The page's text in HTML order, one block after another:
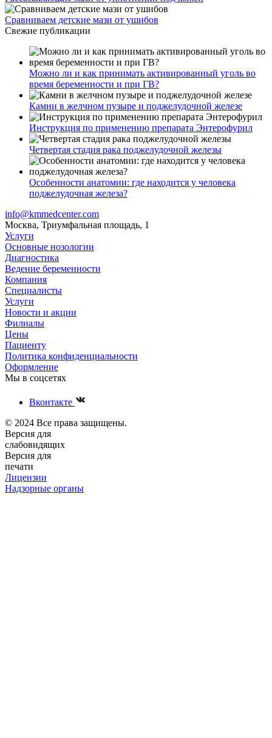
Сравниваем детские мази от ушибов
Свежие публикации
Можно ли и как принимать активированный уголь во
время беременности и при ГВ?
Камни в желчном пузыре и поджелудочной железе
Инструкция по применению препарата Энтерофурил
Четвертая стадия рака поджелудочной железы
Особенности анатомии: где находится у человека
поджелудочная железа?
info@kmmedcenter.com
Москва, Триумфальная площадь, 1
Услуги
Основные нозологии
Диагностика
Ведение беременности
Компания
Специалисты
Услуги
Новости и акции
Филиалы
Цены
Пациенту
Политика конфиденциальности
Оформление
Мы в соцсетях
Вконтакте
© 2024 Все права защищены.
Версия для
слабовидящих
Версия для
печати
Лицензии
Надзорные органы